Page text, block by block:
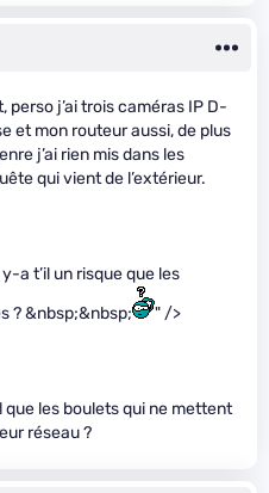
j’ai trois caméras IP D-
et mon routeur aussi, de plus
j’ai rien mis dans les
qui vient de l’extérieur.
a t’il un risque que les
? &nbsp;&nbsp;
" />
que les boulets qui ne mettent
réseau ?